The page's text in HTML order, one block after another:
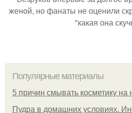
женой, но фанаты не оценили
"какая она
Популярные материалы
5 причин смывать косметику на
Пудра в домашних условиях.